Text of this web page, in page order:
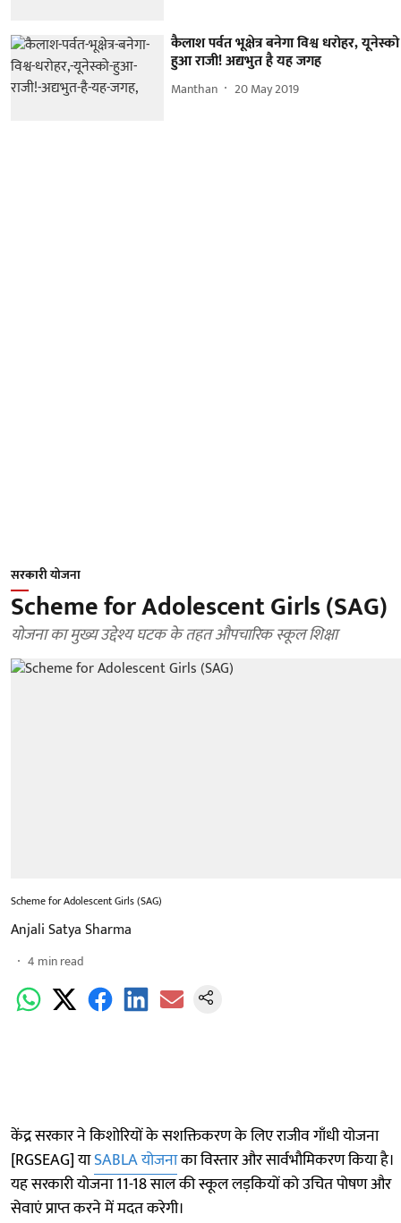
कैलाश पर्वत भूक्षेत्र बनेगा विश्व धरोहर, यूनेस्को
हुआ राजी! अद्यभुत है यह जगह
Manthan 20 May 2019
सरकारी योजना
Scheme for Adolescent Girls (SAG)
योजना का मुख्य उद्देश्य घटक के तहत औपचारिक स्कूल शिक्षा
Scheme for Adolescent Girls (SAG)
Anjali Satya Sharma
4 min read
केंद्र सरकार ने किशोरियों के सशक्तिकरण के लिए राजीव गाँधी योजना
[RGSEAG] याSABLA योजनाका विस्तार और सार्वभौमिकरण किया है।
यह सरकारी योजना 11-18 साल की स्कूल लड़कियों को उचित पोषण और
सेवाएं प्राप्त करने में मदत करेगी।